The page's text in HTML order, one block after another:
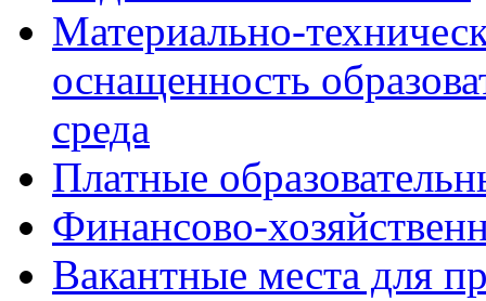
Материально-
оснащенность
среда
Платные
Финансово-
Вакантные места для